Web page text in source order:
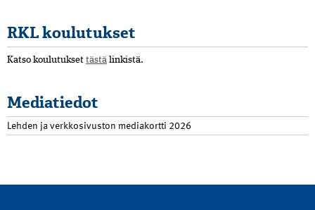
RKL koulutukset
Katso koulutukset tästä linkistä.
Mediatiedot
Lehden ja verkkosivuston mediakortti 2026